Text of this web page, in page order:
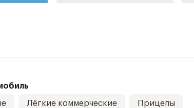
Лёгкие коммерческие Прицепы